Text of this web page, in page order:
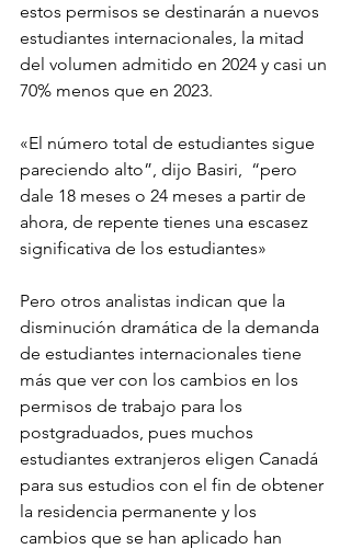
estos permisos se destinarán a nuevos
estudiantes internacionales, la mitad
del volumen admitido en 2024 y casi un
70% menos que en 2023.
«El número total de estudiantes sigue
pareciendo alto”, dijo Basiri,  “pero
dale 18 meses o 24 meses a partir de
ahora, de repente tienes una escasez
significativa de los estudiantes»
Pero otros analistas indican que la
disminución dramática de la demanda
de estudiantes internacionales tiene
más que ver con los cambios en los
permisos de trabajo para los
postgraduados, pues muchos
estudiantes extranjeros eligen Canadá
para sus estudios con el fin de obtener
la residencia permanente y los
cambios que se han aplicado han